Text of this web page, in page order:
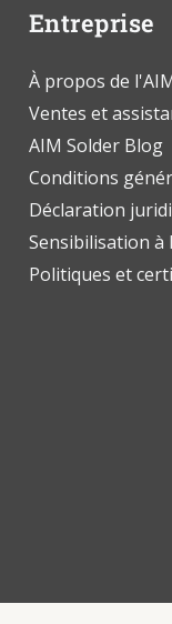
Entreprise
À propos de
Ventes et
AIM Solder Blog
Conditions
Déclaration
Sensibilisation
Politiques et